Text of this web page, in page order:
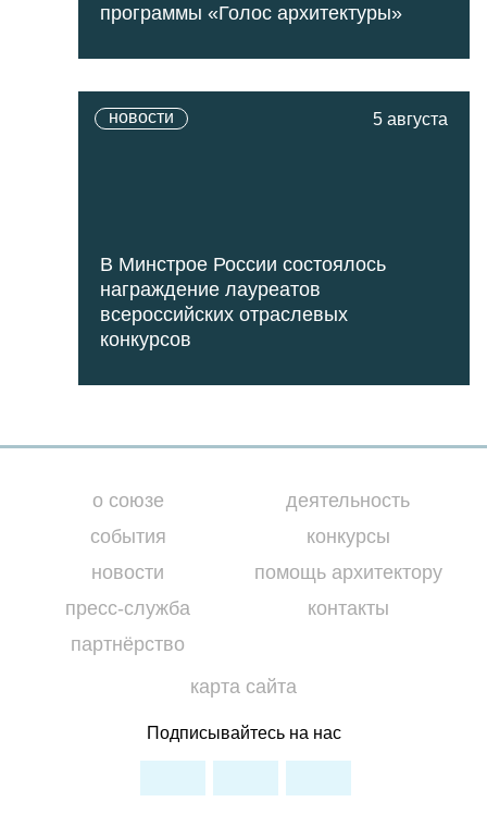
программы «Голос архитектуры»
новости 5 августа
В Минстрое России состоялось
награждение лауреатов
всероссийских отраслевых
конкурсов
о союзе
события
новости
пресс-служба
партнёрство
деятельность
конкурсы
помощь архитектору
контакты
карта сайта
Подписывайтесь на нас